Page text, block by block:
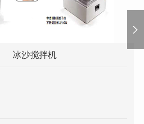
冰沙搅拌机